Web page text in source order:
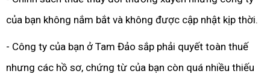
của bạn không nắm bắt và không được cập nhật kịp thời.
- Công ty của bạn ở Tam Đảo sắp phải quyết toàn thuế
nhưng các hồ sơ, chứng từ của bạn còn quá nhiều thiếu